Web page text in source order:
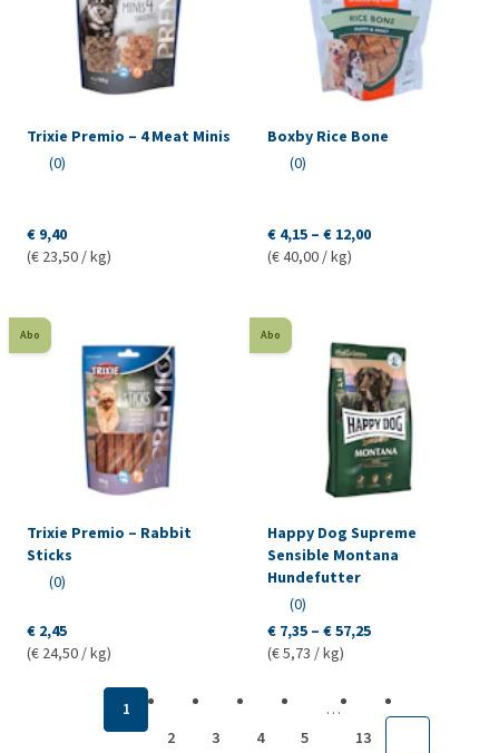
Trixie Premio – 4 Meat Minis
(0)
€ 9,40
(€ 23,50 / kg)
Boxby Rice Bone
(0)
€ 4,15 – € 12,00
(€ 40,00 / kg)
Abo
Trixie Premio – Rabbit
Sticks
(0)
€ 2,45
(€ 24,50 / kg)
Abo
Happy Dog Supreme
Sensible Montana
Hundefutter
(0)
€ 7,35 – € 57,25
(€ 5,73 / kg)
1
2
3 4 5
…
13